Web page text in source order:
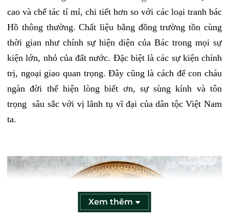
cao và chế tác tỉ mỉ, chi tiết hơn so với các loại tranh bác
Hồ thông thường. Chất liệu bằng đồng trường tồn cùng
thời gian như chính sự hiện diện của Bác trong mọi sự
kiện lớn, nhỏ của đất nước. Đặc biệt là các sự kiện chính
trị, ngoại giao quan trọng. Đây cũng là cách để con cháu
ngàn đời thể hiện lòng biết ơn, sự sùng kính và tôn
trọng  sâu sắc với vị lãnh tụ vĩ đại của dân tộc Việt Nam
ta.
Xem thêm